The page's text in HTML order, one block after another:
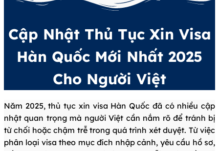
Cập Nhật Thủ Tục Xin Visa
Hàn Quốc Mới Nhất 2025
Cho Người Việt
Năm 2025, thủ tục xin visa Hàn Quốc đã có nhiều cập
nhật quan trọng mà người Việt cần nắm rõ để tránh bị
từ chối hoặc chậm trễ trong quá trình xét duyệt. Từ việc
phân loại visa theo mục đích nhập cảnh, yêu cầu hồ sơ,